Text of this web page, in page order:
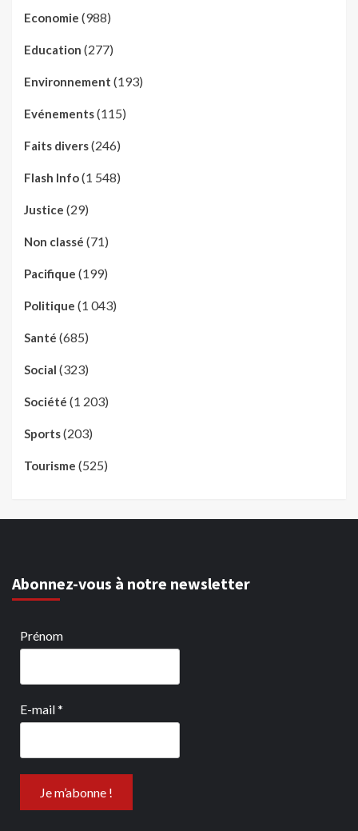
Economie (988)
Education (277)
Environnement (193)
Evénements(115)
Faits divers(246)
Flash Info(1 548)
Justice (29)
Non classé (71)
Pacifique (199)
Politique (1 043)
Santé (685)
Social (323)
Société (1 203)
Sports(203)
Tourisme (525)
Abonnez-vous à notre newsletter
Prénom
E-mail*